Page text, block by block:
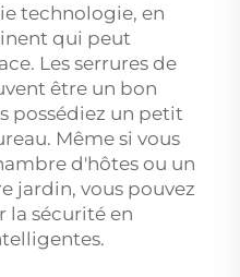
technologie, en
qui peut
Les serrures de
être un bon
possédiez un petit
Même si vous
d'hôtes ou un
jardin, vous pouvez
la sécurité en